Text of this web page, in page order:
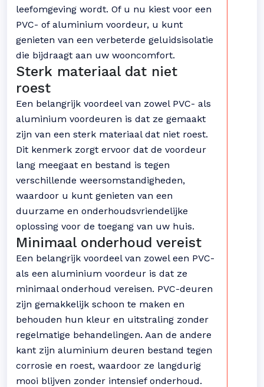
leefomgeving wordt. Of u nu kiest voor een
PVC- of aluminium voordeur, u kunt
genieten van een verbeterde geluidsisolatie
die bijdraagt aan uw wooncomfort.
Sterk materiaal dat niet
roest
Een belangrijk voordeel van zowel PVC- als
aluminium voordeuren is dat ze gemaakt
zijn van een sterk materiaal dat niet roest.
Dit kenmerk zorgt ervoor dat de voordeur
lang meegaat en bestand is tegen
verschillende weersomstandigheden,
waardoor u kunt genieten van een
duurzame en onderhoudsvriendelijke
oplossing voor de toegang van uw huis.
Minimaal onderhoud vereist
Een belangrijk voordeel van zowel een PVC-
als een aluminium voordeur is dat ze
minimaal onderhoud vereisen. PVC-deuren
zijn gemakkelijk schoon te maken en
behouden hun kleur en uitstraling zonder
regelmatige behandelingen. Aan de andere
kant zijn aluminium deuren bestand tegen
corrosie en roest, waardoor ze langdurig
mooi blijven zonder intensief onderhoud.